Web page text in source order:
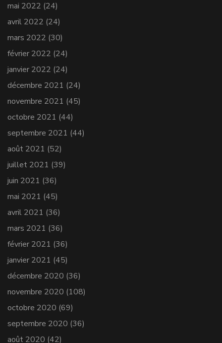
mai 2022 (24)
avril 2022 (24)
mars 2022 (30)
février 2022 (24)
janvier 2022 (24)
décembre 2021 (24)
novembre 2021 (45)
octobre 2021 (44)
septembre 2021 (44)
août 2021 (52)
juillet 2021 (39)
juin 2021 (36)
mai 2021 (45)
avril 2021 (36)
mars 2021 (36)
février 2021 (36)
janvier 2021 (45)
décembre 2020 (36)
novembre 2020 (108)
octobre 2020 (69)
septembre 2020 (36)
août 2020 (42)